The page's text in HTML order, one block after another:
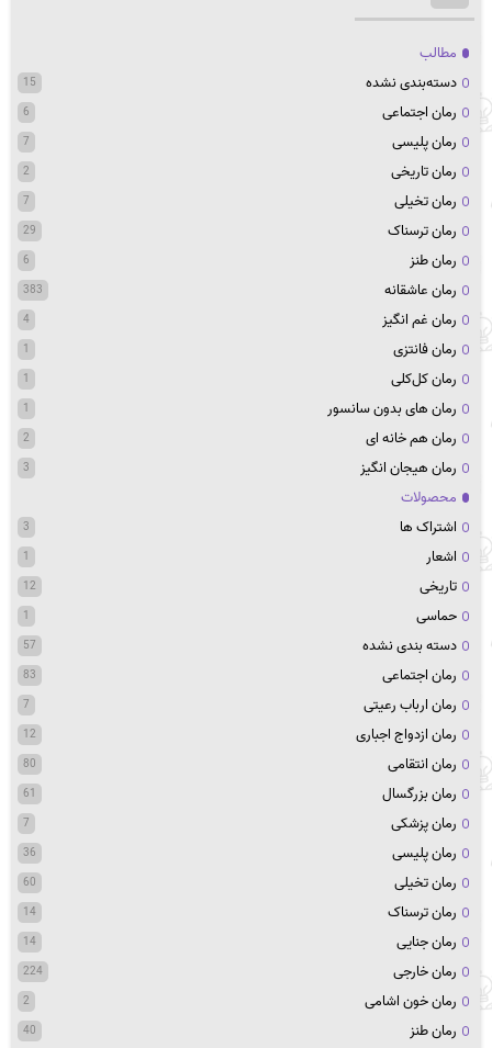
مطالب
دسته‌بندی نشده
15
رمان اجتماعی 6
رمان پلیسی 7
رمان تاریخی 2
رمان تخیلی 7
رمان ترسناک 29
رمان طنز 6
رمان عاشقانه 383
رمان غم انگیز 4
رمان فانتزی 1
رمان کل‌کلی 1
رمان های بدون سانسور 1
رمان هم خانه ای 2
رمان هیجان انگیز 3
محصولات
اشتراک ها
3
اشعار 1
تاریخی 12
حماسی 1
دسته بندی نشده 57
رمان اجتماعی 83
رمان ارباب رعیتی 7
رمان ازدواج اجباری 12
رمان انتقامی 80
رمان بزرگسال 61
رمان پزشکی 7
رمان پلیسی 36
رمان تخیلی 60
رمان ترسناک 14
رمان جنایی 14
رمان خارجی 224
رمان خون اشامی 2
رمان طنز 40